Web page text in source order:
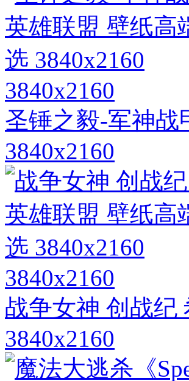
3840x2160
圣锤之毅-军神战
3840x2160
3840x2160
战争女神 创战纪
3840x2160